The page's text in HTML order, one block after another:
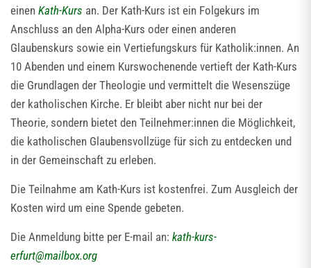
einen Kath-Kurs an. Der Kath-Kurs ist ein Folgekurs im
Anschluss an den Alpha-Kurs oder einen anderen
Glaubenskurs sowie ein Vertiefungskurs für Katholik:innen. An
10 Abenden und einem Kurswochenende vertieft der Kath-Kurs
die Grundlagen der Theologie und vermittelt die Wesenszüge
der katholischen Kirche. Er bleibt aber nicht nur bei der
Theorie, sondern bietet den Teilnehmer:innen die Möglichkeit,
die katholischen Glaubensvollzüge für sich zu entdecken und
in der Gemeinschaft zu erleben.
Die Teilnahme am Kath-Kurs ist kostenfrei. Zum Ausgleich der
Kosten wird um eine Spende gebeten.
Die Anmeldung bitte per E-mail an: kath-kurs-
erfurt@mailbox.org